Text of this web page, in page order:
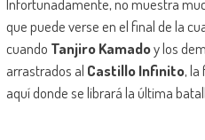
Infortunadamente, no muestra
que puede verse en el final de la
cuando Tanjiro Kamadoy los
arrastrados al Castillo Infinito, la
aquí donde se librará la última